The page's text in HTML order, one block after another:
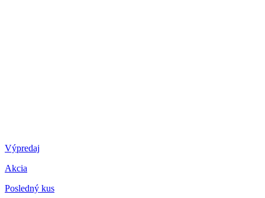
Výpredaj
Akcia
Posledný kus